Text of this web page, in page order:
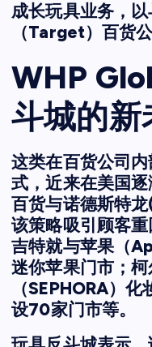
成长玩具业务，
（Target）百货
WHP
斗城的新
这类在百货公司
式，近来在美国
百货与诺德斯特
该策略吸引顾客
吉特就与苹果（
迷你苹果门市；
（SEPHORA）
设70家门市等。